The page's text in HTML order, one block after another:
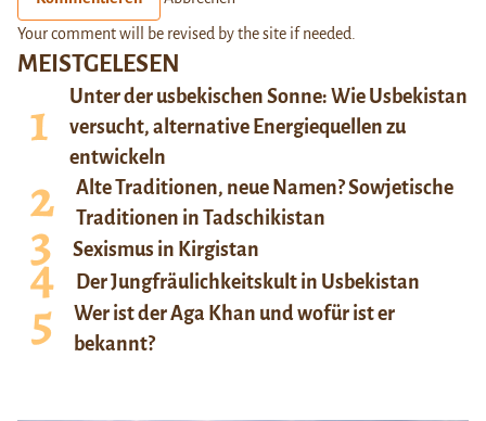
MEISTGELESEN
Unter der usbekischen Sonne: Wie Usbekistan
versucht, alternative Energiequellen zu
entwickeln
Alte Traditionen, neue Namen? Sowjetische
Traditionen in Tadschikistan
Sexismus in Kirgistan
Der Jungfräulichkeitskult in Usbekistan
Wer ist der Aga Khan und wofür ist er
bekannt?
Your comment will be revised by the site if needed.